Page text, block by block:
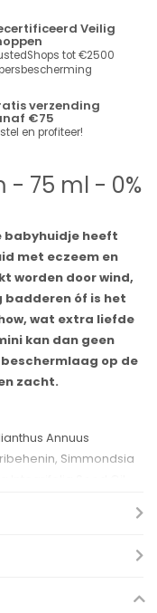
Veilig
tot €2500
verzending
€75
en profiteer!
- 75 ml - 0%
babyhuidje heeft
met eczeem en
worden door wind,
badderen óf is het
wat extra liefde
kan dan geen
op de
zacht.
Annuus
Simmondsia
Integrifolia Seed Oil,
Papaya (Papaya)
Flower Extract,
Naïf zijn natuurlijk en